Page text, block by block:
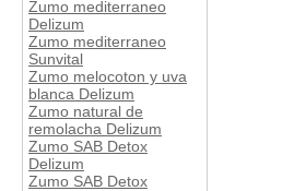
Zumo mediterraneo
Delizum
Zumo mediterraneo
Sunvital
Zumo melocoton y uva
blanca Delizum
Zumo natural de
remolacha Delizum
Zumo SAB Detox
Delizum
Zumo SAB Detox